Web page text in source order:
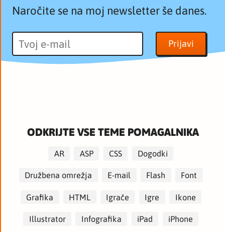
Naročite se na moj newsletter še danes.
ODKRIJTE VSE TEME POMAGALNIKA
AR ASP CSS Dogodki
Družbena omrežja E-mail Flash Font
Grafika HTML Igrače Igre Ikone
Illustrator Infografika iPad iPhone